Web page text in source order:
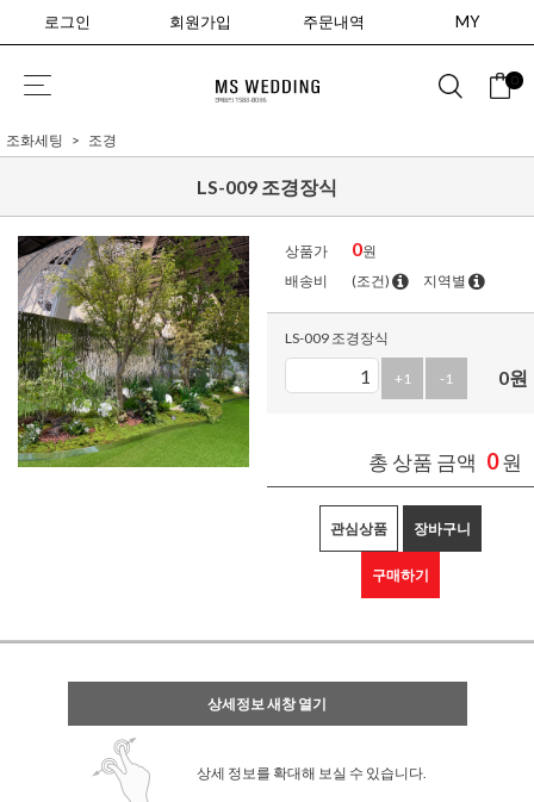
로그인 회원가입 주문내역 MY
0
조화세팅 조경
LS-009 조경장식
상품가 0원
배송비
(조건) 지역별
LS-009 조경장식
+1 -1 0원
총 상품 금액 0원
관심상품 장바구니
구매하기
상세정보 새창 열기
상세 정보를 확대해 보실 수 있습니다.